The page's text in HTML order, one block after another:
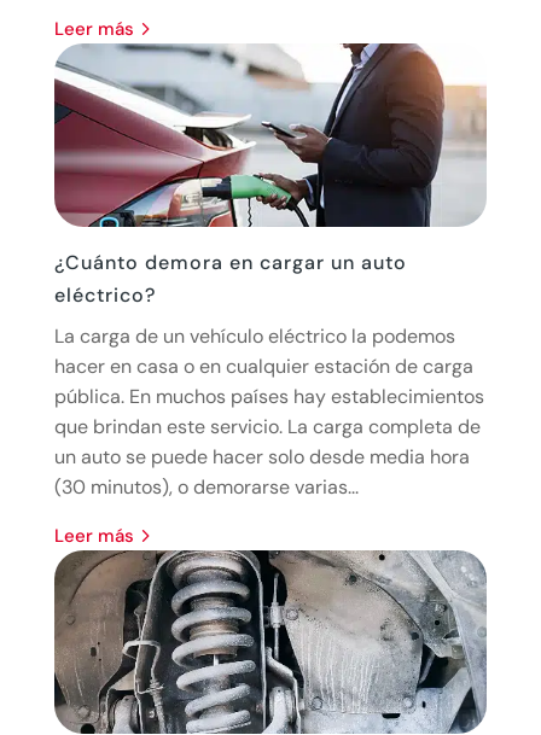
leer más
¿Cuánto demora en cargar un auto
eléctrico?
La carga de un vehículo eléctrico la podemos
hacer en casa o en cualquier estación de carga
pública. En muchos países hay establecimientos
que brindan este servicio. La carga completa de
un auto se puede hacer solo desde media hora
(30 minutos), o demorarse varias...
leer más